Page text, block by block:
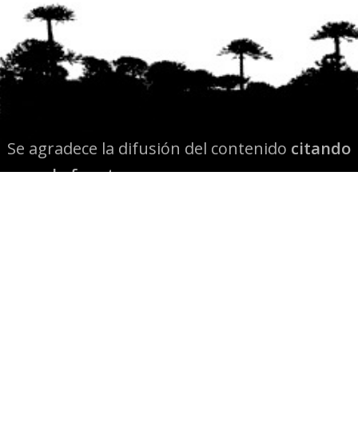
Se agradece la difusión del contenido citando
la fuente www.mapuexpress.org